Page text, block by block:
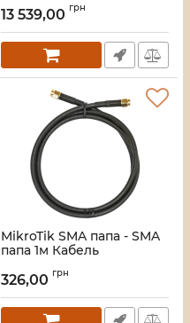
доступу
Артикул:16_111897
13 539,00 грн
MikroTik SMA папа - SMA
папа 1м Кабель
326,00 грн